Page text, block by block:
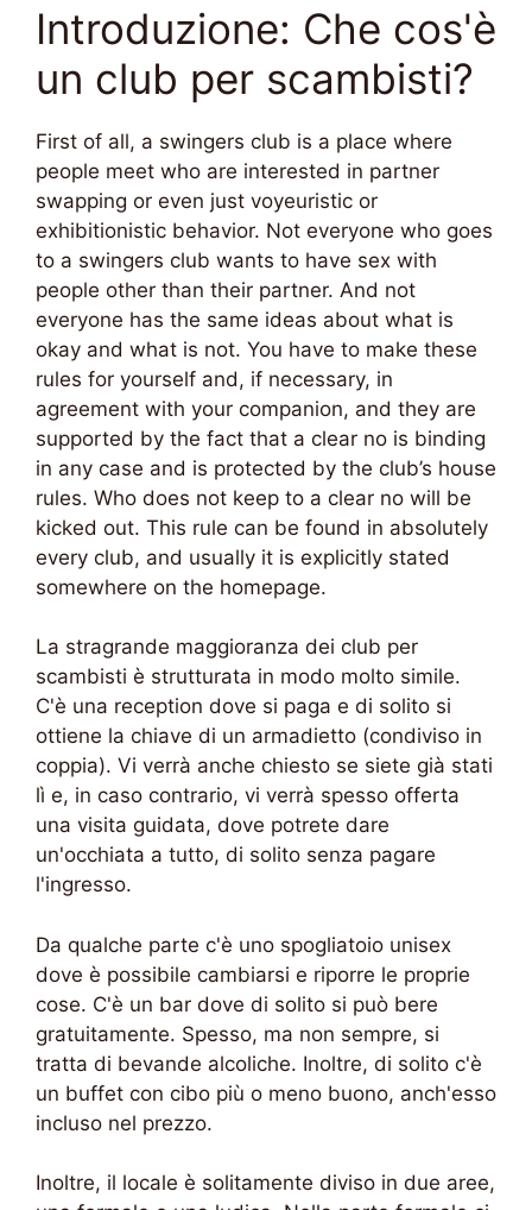
Introduzione: Che cos'è
un club per scambisti?
First of all, a swingers club is a place where
people meet who are interested in partner
swapping or even just voyeuristic or
exhibitionistic behavior. Not everyone who goes
to a swingers club wants to have sex with
people other than their partner. And not
everyone has the same ideas about what is
okay and what is not. You have to make these
rules for yourself and, if necessary, in
agreement with your companion, and they are
supported by the fact that a clear no is binding
in any case and is protected by the club’s house
rules. Who does not keep to a clear no will be
kicked out. This rule can be found in absolutely
every club, and usually it is explicitly stated
somewhere on the homepage.
La stragrande maggioranza dei club per
scambisti è strutturata in modo molto simile.
C'è una reception dove si paga e di solito si
ottiene la chiave di un armadietto (condiviso in
coppia). Vi verrà anche chiesto se siete già stati
lì e, in caso contrario, vi verrà spesso offerta
una visita guidata, dove potrete dare
un'occhiata a tutto, di solito senza pagare
l'ingresso.
Da qualche parte c'è uno spogliatoio unisex
dove è possibile cambiarsi e riporre le proprie
cose. C'è un bar dove di solito si può bere
gratuitamente. Spesso, ma non sempre, si
tratta di bevande alcoliche. Inoltre, di solito c'è
un buffet con cibo più o meno buono, anch'esso
incluso nel prezzo.
Inoltre, il locale è solitamente diviso in due aree,